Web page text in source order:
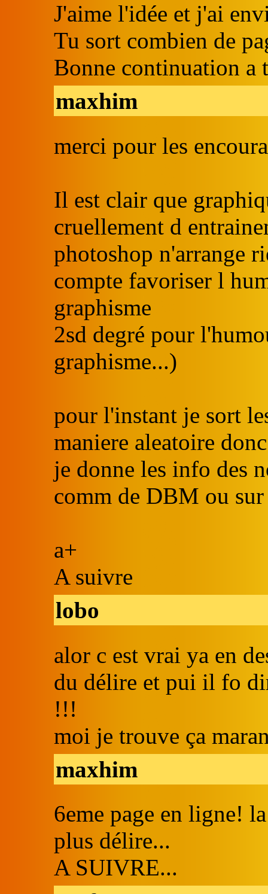
J'aime l'idée et j'ai
Tu sort combien de
Bonne continuation a
maxhim
merci pour les
Il est clair que
cruellement d
photoshop n'arrange
compte favoriser l
graphisme
2sd degré pour
graphisme...)
pour l'instant je sort
maniere aleatoire
je donne les info des
comm de DBM ou
a+
A suivre
lobo
alor c est vrai ya en
du délire et pui il fo
!!!
moi je trouve ça
maxhim
6eme page en ligne!
plus délire...
A SUIVRE...